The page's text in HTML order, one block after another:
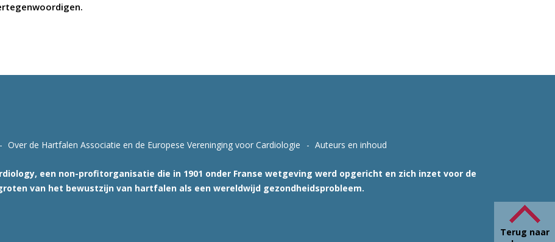
Over de Hartfalen Associatie en de Europese Vereninging voor Cardiologie Auteurs en inhoud
een non-profitorganisatie die in 1901 onder Franse wetgeving werd opgericht en zich inzet voor de
van het bewustzijn van hartfalen als een wereldwijd gezondheidsprobleem.
Terug naar